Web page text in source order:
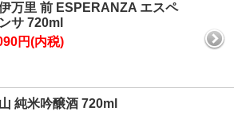
万里 前 ESPERANZA エスペ
サ 720ml
円(内税)
純米吟醸酒 720ml